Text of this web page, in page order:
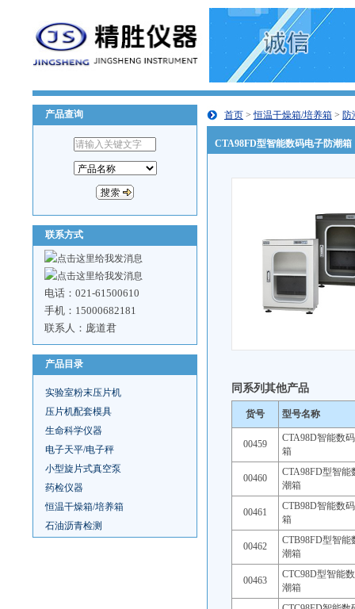
产品查询
联系方式
电话：021-61500610
手机：15000682181
联系人：庞道君
产品目录
实验室粉末压片机
压片机配套模具
生命科学仪器
电子天平/电子秤
小型旋片式真空泵
药检仪器
恒温干燥箱/培养箱
石油沥青检测
首页 >恒温干燥箱/培养箱 > 防
CTA98FD型智能数码电子防潮箱
同系列其他产品
货号 型号名称
00459
CTA98D智能数
箱
00460
CTA98FD型智能
潮箱
00461
CTB98D智能数
箱
00462
CTB98FD型智能
潮箱
00463
CTC98D型智能
潮箱